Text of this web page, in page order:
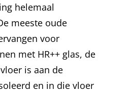
helemaal
meeste oude
voor
met HR++ glas, de
is aan de
en in die vloer